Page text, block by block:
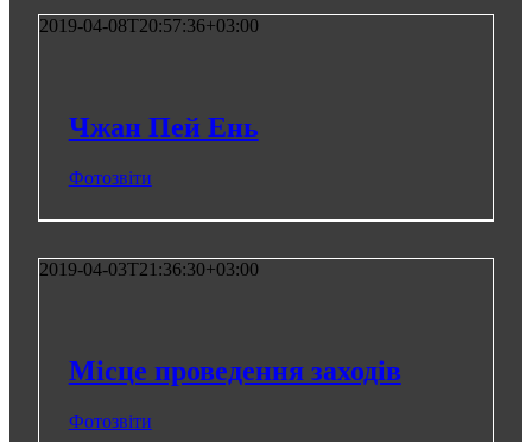
2019-04-08T20:57:36+03:00
Чжан Пей Ень
Фотозвіти
2019-04-03T21:36:30+03:00
Місце проведення заходів
Фотозвіти